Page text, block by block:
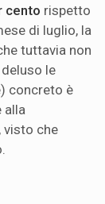
cento rispetto
di luglio, la
tuttavia non
le
concreto è
alla
visto che